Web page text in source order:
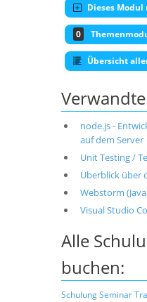
Dieses
0
Übersicht
node.js -
auf dem Server
Unit Testing /
Überblick über
Webstorm
Visual Studio
Alle
buchen:
SchulungSeminar